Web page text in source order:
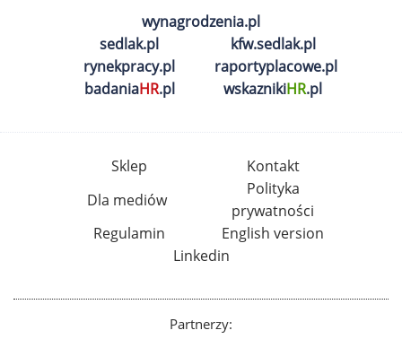
wynagrodzenia.pl
sedlak.pl
kfw.sedlak.pl
rynekpracy.pl
raportyplacowe.pl
badaniaHR.pl wskaznikiHR.pl
Sklep
Kontakt
Dla mediów
Polityka
prywatności
Regulamin
English version
Linkedin
Partnerzy: